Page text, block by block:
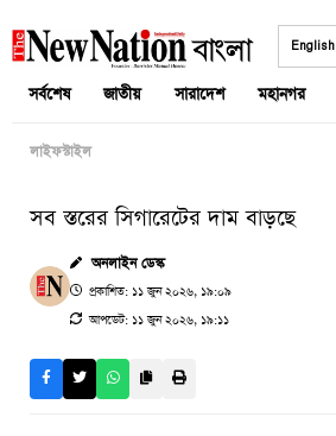
to
English
সর্বশেষ জাতীয় সারাদেশ মহানগর
লাইফস্টাইল
সব স্তরের সিগারেটের দাম বাড়ছে
অনলাইন ডেস্ক
প্রকাশিত: ১১ জুন ২০২৬, ১৯:০৯
আপডেট: ১১ জুন ২০২৬, ১৯:১১